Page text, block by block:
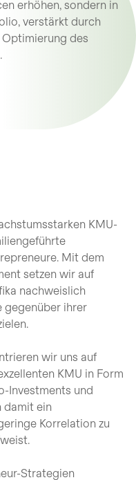
erhöhen, sondern in
verstärkt durch
des
KMU-
Mit dem
setzen wir auf
nachweislich
gegenüber ihrer
wir uns auf
KMU in Form
Investments und
damit ein
Korrelation zu
Strategien